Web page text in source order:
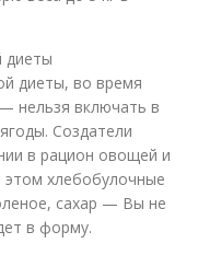
диеты
диеты, во время
нельзя включать в
Создатели
в рацион овощей и
хлебобулочные
сахар — Вы не
в форму.